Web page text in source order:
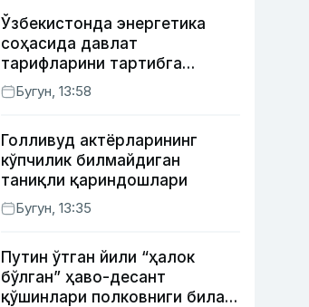
Ўзбекистонда энергетика
соҳасида давлат
тарифларини тартибга
солишнинг янги тизими
жорий этилди
Бугун, 13:58
Голливуд актёрларининг
кўпчилик билмайдиган
таниқли қариндошлари
Бугун, 13:35
Путин ўтган йили “ҳалок
бўлган” ҳаво-десант
қўшинлари полковниги билан